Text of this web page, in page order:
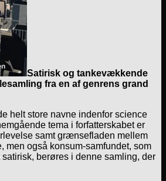
Satirisk og tankevækkende
fra en af genrens grand
helt store navne indenfor science
tema i forfatterskabet er
samt grænsefladen mellem
men også konsum-samfundet, som
satirisk, berøres i denne samling, der